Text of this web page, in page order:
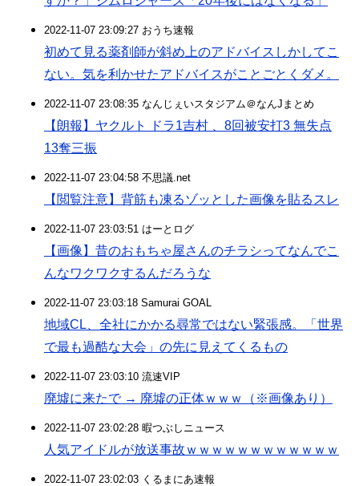
2022-11-07 23:09:27 おうち速報
初めて見る薬剤師が斜め上のアドバイスしかしてこ
ない。気を利かせたアドバイスがことごとくダメ。
2022-11-07 23:08:35 なんじぇいスタジアム＠なんJまとめ
【朗報】ヤクルト ドラ1吉村 、8回被安打3 無失点
13奪三振
2022-11-07 23:04:58 不思議.net
【閲覧注意】背筋も凍るゾッとした画像を貼るスレ
2022-11-07 23:03:51 はーとログ
【画像】昔のおもちゃ屋さんのチラシってなんでこ
んなワクワクするんだろうな
2022-11-07 23:03:18 Samurai GOAL
地域CL、全社にかかる尋常ではない緊張感。「世界
で最も過酷な大会」の先に見えてくるもの
2022-11-07 23:03:10 流速VIP
廃墟に来たで → 廃墟の正体ｗｗｗ（※画像あり）
2022-11-07 23:02:28 暇つぶしニュース
人気アイドルが放送事故ｗｗｗｗｗｗｗｗｗｗｗｗ
2022-11-07 23:02:03 くるまにあ速報